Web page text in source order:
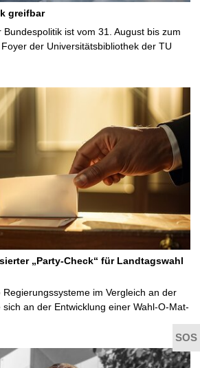
greifbar
ist vom 31. August bis zum
der Universitätsbibliothek der TU
„Party-Check“ für Landtagswahl
im Vergleich an der
an der Entwicklung einer Wahl-O-Mat-